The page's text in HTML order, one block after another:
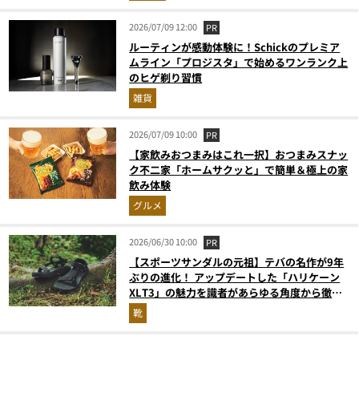
2026/07/09 12:00 PR
ルーティンが感動体験に！Schickのプレミア
ムライン「プロジスタ」で始めるワンランク上
のヒゲ剃り習慣
雑貨
2026/07/09 10:00 PR
【家飲みおつまみはこれ一択】おつまみスナッ
ク不二家「ホームサクッと」で簡単＆極上の家
飲み体験
グルメ
2026/06/30 10:00 PR
【スポーツサンダルの元祖】テバの名作が9年
ぶりの進化！ アップデートした「ハリケーン
XLT3」の魅力を識者があらゆる角度から徹底
解説！
靴